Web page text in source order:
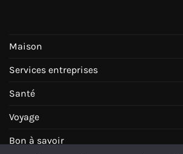
Maison
Services entreprises
Santé
Voyage
Bon à savoir